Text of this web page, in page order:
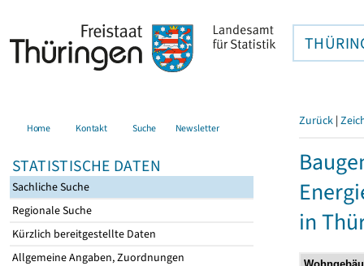
Home Kontakt Suche Newsletter
STATISTISCHE DATEN
Sachliche Suche
Regionale Suche
Kürzlich bereitgestellte Daten
Allgemeine Angaben, Zuordnungen
Zurück |
in